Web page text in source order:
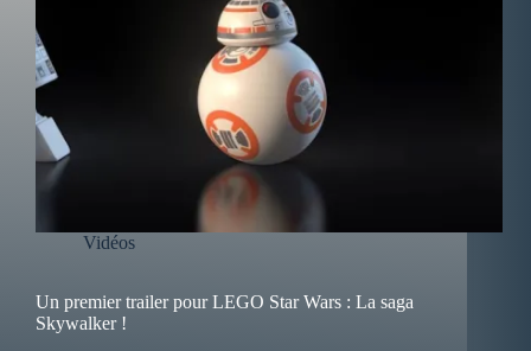
Vidéos
Un premier trailer pour LEGO Star Wars : La saga
Skywalker !